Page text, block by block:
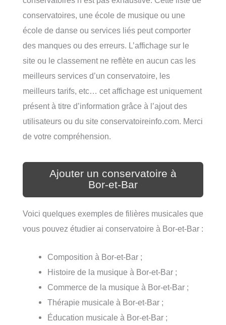
conservatoires, une école de musique ou une
école de danse ou services liés peut comporter
des manques ou des erreurs. L’affichage sur le
site ou le classement ne reflète en aucun cas les
meilleurs services d’un conservatoire, les
meilleurs tarifs, etc… cet affichage est uniquement
présent à titre d’information grâce à l’ajout des
utilisateurs ou du site conservatoireinfo.com. Merci
de votre compréhension.
Ajouter un conservatoire à
Bor-et-Bar
Voici quelques exemples de filières musicales que
vous pouvez étudier ai conservatoire à Bor-et-Bar :
Composition à Bor-et-Bar ;
Histoire de la musique à Bor-et-Bar ;
Commerce de la musique à Bor-et-Bar ;
Thérapie musicale à Bor-et-Bar ;
Éducation musicale à Bor-et-Bar ;